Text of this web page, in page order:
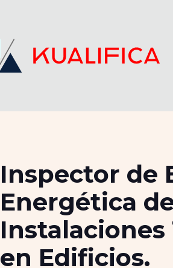
Inspector de
Energética
Instalaciones
en Edificios.